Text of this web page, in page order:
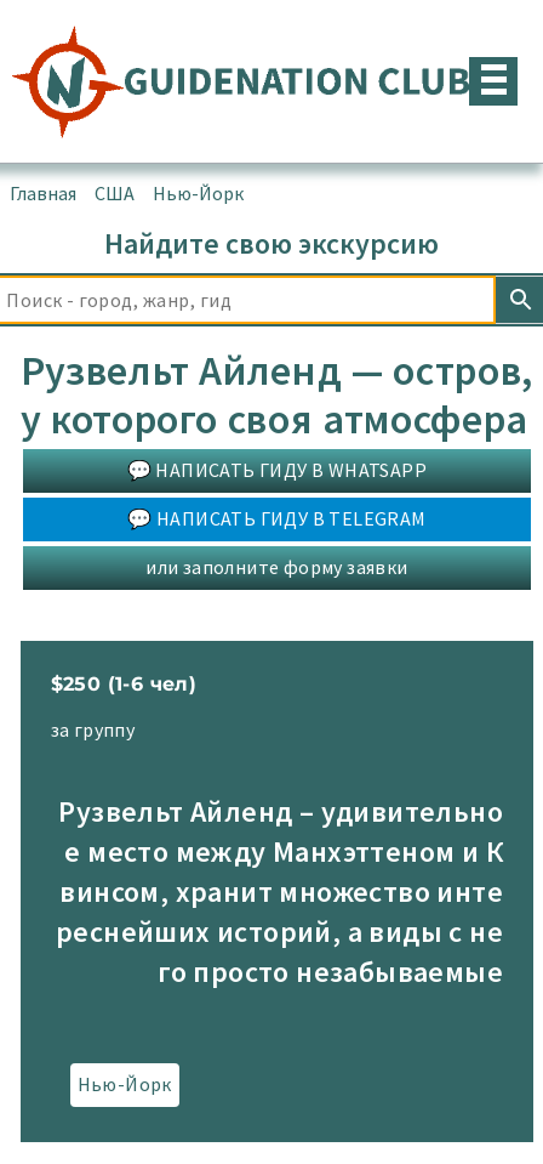
содержимому
Главная США Нью-Йорк
Найдите свою экскурсию
Рузвельт Айленд — остров,
у которого своя атмосфера
💬 НАПИСАТЬ ГИДУ В WHATSAPP
💬 НАПИСАТЬ ГИДУ В TELEGRAM
или заполните форму заявки
$250 (1-6 чел)
за группу
Рузвельт Айленд – удивительно
е место между Манхэттеном и К
винсом, хранит множество инте
реснейших историй, а виды с не
го просто незабываемые
Нью-Йорк